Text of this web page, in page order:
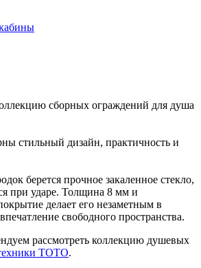
сборных ограждений для душа
стильный дизайн, практичность и
берется прочное закаленное стекло,
при ударе. Толщина 8 мм и
делает его незаметным в
свободного пространства.
рассмотреть коллекцию душевых
TOTO.